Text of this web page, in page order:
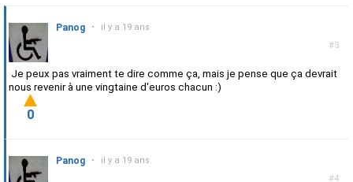
#3
Panog • il y a 19 ans
Je peux pas vraiment te dire comme ça, mais je pense que ça devrait
nous revenir à une vingtaine d'euros chacun :)
0
#4
Panog • il y a 19 ans